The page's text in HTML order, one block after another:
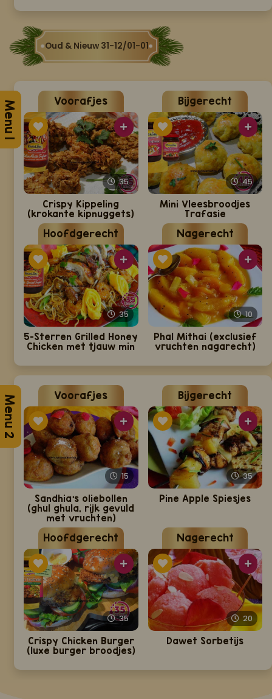
Oud & Nieuw 31-12/01-01
Menu 1 Voorafjes
35
Crispy Kippeling
(krokante kipnuggets)
Bijgerecht
45
Mini Vleesbroodjes
Trafasie
Hoofdgerecht
35
5-Sterren Grilled Honey
Chicken met tjauw min
Nagerecht
10
Phal Mithai (exclusief
vruchten nagarecht)
Menu 2 Voorafjes
15
Sandhia's oliebollen
(ghul ghula, rijk gevuld
met vruchten)
Bijgerecht
35
Pine Apple Spiesjes
Hoofdgerecht
35
Crispy Chicken Burger
(luxe burger broodjes)
Nagerecht
20
Dawet Sorbetijs